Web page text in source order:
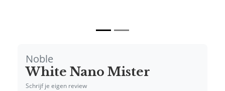
Noble
White Nano Mister
Schrijf je eigen review